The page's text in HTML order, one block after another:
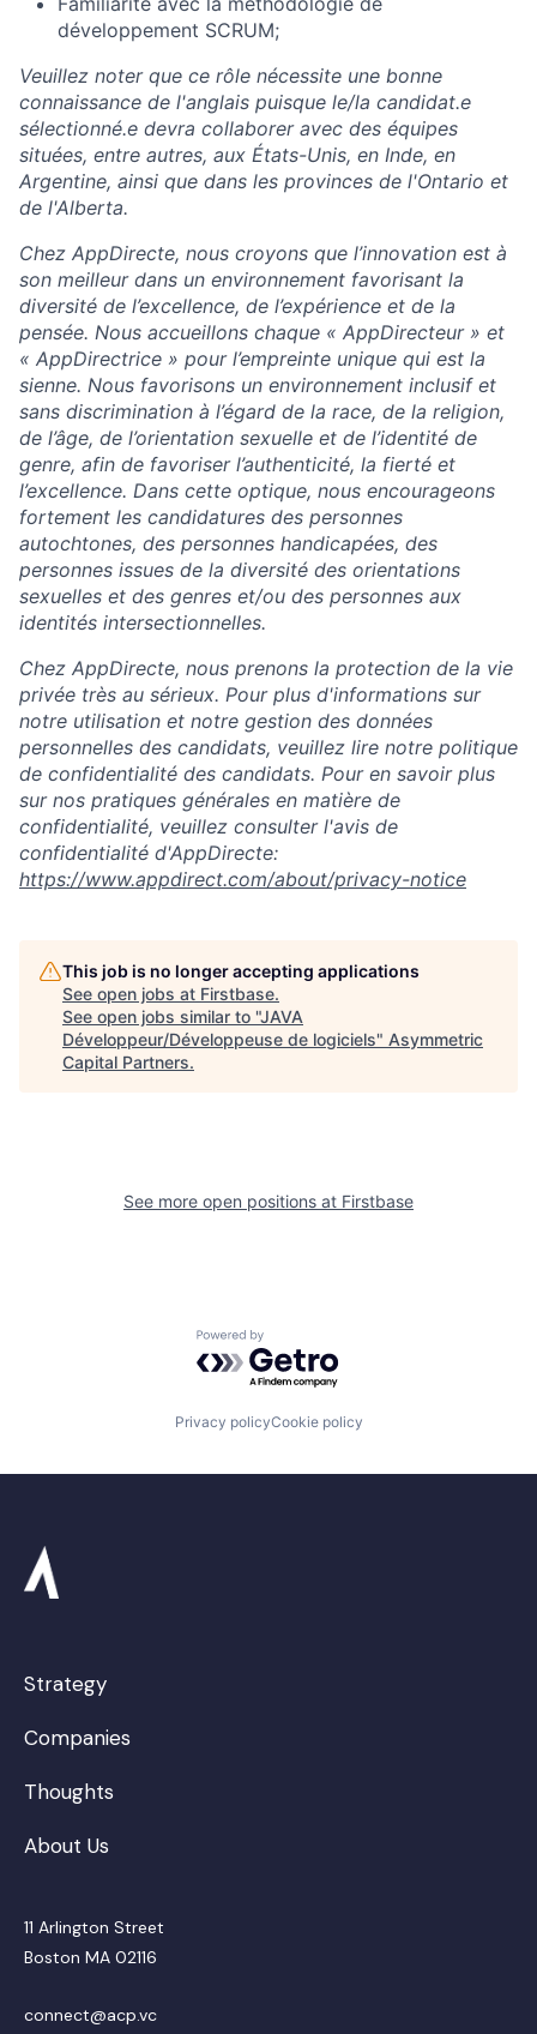
développement SCRUM;
Veuillez noter que ce rôle nécessite une bonne
connaissance de l'anglais puisque le/la candidat.e
sélectionné.e devra collaborer avec des équipes
situées, entre autres, aux États-Unis, en Inde, en
Argentine, ainsi que dans les provinces de l'Ontario et
de l'Alberta.
Chez AppDirecte, nous croyons que l’innovation est à
son meilleur dans un environnement favorisant la
diversité de l’excellence, de l’expérience et de la
pensée. Nous accueillons chaque « AppDirecteur » et
« AppDirectrice » pour l’empreinte unique qui est la
sienne. Nous favorisons un environnement inclusif et
sans discrimination à l’égard de la race, de la religion,
de l’âge, de l’orientation sexuelle et de l’identité de
genre, afin de favoriser l’authenticité, la fierté et
l’excellence. Dans cette optique, nous encourageons
fortement les candidatures des personnes
autochtones, des personnes handicapées, des
personnes issues de la diversité des orientations
sexuelles et des genres et/ou des personnes aux
identités intersectionnelles.
Chez AppDirecte, nous prenons la protection de la vie
privée très au sérieux. Pour plus d'informations sur
notre utilisation et notre gestion des données
personnelles des candidats, veuillez lire notre politique
de confidentialité des candidats. Pour en savoir plus
sur nos pratiques générales en matière de
confidentialité, veuillez consulter l'avis de
confidentialité d'AppDirecte:
https://www.appdirect.com/about/privacy-notice
This job is no longer accepting applications
See open jobs at Firstbase.
See open jobs similar to "JAVA
Développeur/Développeuse de logiciels" Asymmetric
Capital Partners.
See more open positions at Firstbase
Powered by Getro.com
Privacy policyCookie policy
Strategy
Companies
Thoughts
About Us
11 Arlington Street
Boston MA 02116
connect@acp.vc